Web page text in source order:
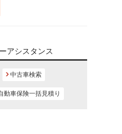
アシスタンス
中古車検索
動車保険一括見積り